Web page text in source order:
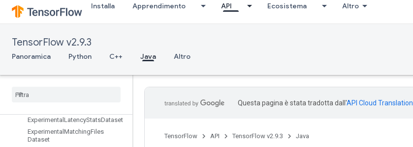
Installa Apprendimento API Ecosistema Altro
TensorFlow v2.9.3
Panoramica Python C++ Java Altro
ExpandDims
ExperimentalAutoShardDataset
ExperimentalBytesProducedStats
Dataset
ExperimentalChooseFastestDatas
ExperimentalDatasetCardinality
Experimental LatencyStatsDataset
Experimental MatchingFiles
Dataset
Questa pagina è stata tradotta dall'API Cloud Translation
TensorFlow API TensorFlow v2.9.3 Java